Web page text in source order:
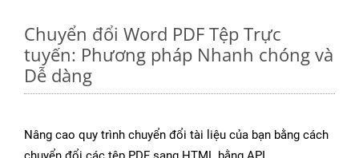
Chuyển đổi Word PDF Tệp Trực
tuyến: Phương pháp Nhanh chóng và
Dễ dàng
Nâng cao quy trình chuyển đổi tài liệu của bạn bằng cách